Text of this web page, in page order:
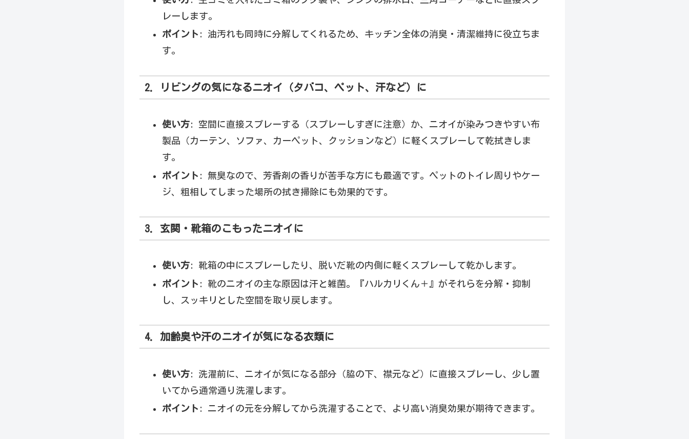
レーします。
ポイント : 油汚れも同時に分解してくれるため、キッチン全体の消臭・清潔維持に役立ちま
す。
2. リビングの気になるニオイ（タバコ、ペット、汗など）に
使い方: 空間に直接スプレーする（スプレーしすぎに注意）か、ニオイが染みつきやすい布
製品（カーテン、ソファ、カーペット、クッションなど）に軽くスプレーして乾拭きしま
す。
ポイント : 無臭なので、芳香剤の香りが苦手な方にも最適です。ペットのトイレ周りやケー
ジ、粗相してしまった場所の拭き掃除にも効果的です。
3. 玄関・靴箱のこもったニオイに
使い方: 靴箱の中にスプレーしたり、脱いだ靴の内側に軽くスプレーして乾かします。
ポイント : 靴のニオイの主な原因は汗と雑菌。『ハルカリくん＋』がそれらを分解・抑制
し、スッキリとした空間を取り戻します。
4. 加齢臭や汗のニオイが気になる衣類に
使い方: 洗濯前に、ニオイが気になる部分（脇の下、襟元など）に直接スプレーし、少し置
いてから通常通り洗濯します。
ポイント : ニオイの元を分解してから洗濯することで、より高い消臭効果が期待できます。